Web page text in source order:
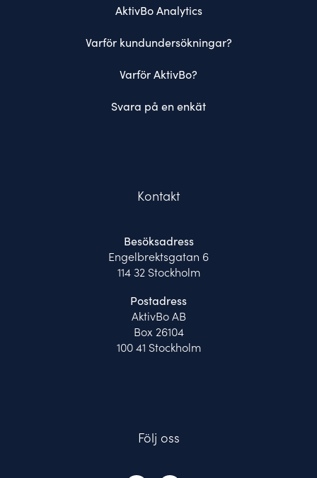
AktivBo Analytics
Varför kundundersökningar?
Varför AktivBo?
Svara på en enkät
Kontakt
Besöksadress
Engelbrektsgatan 6
114 32 Stockholm
Postadress
AktivBo AB
Box 26104
100 41 Stockholm
Följ oss